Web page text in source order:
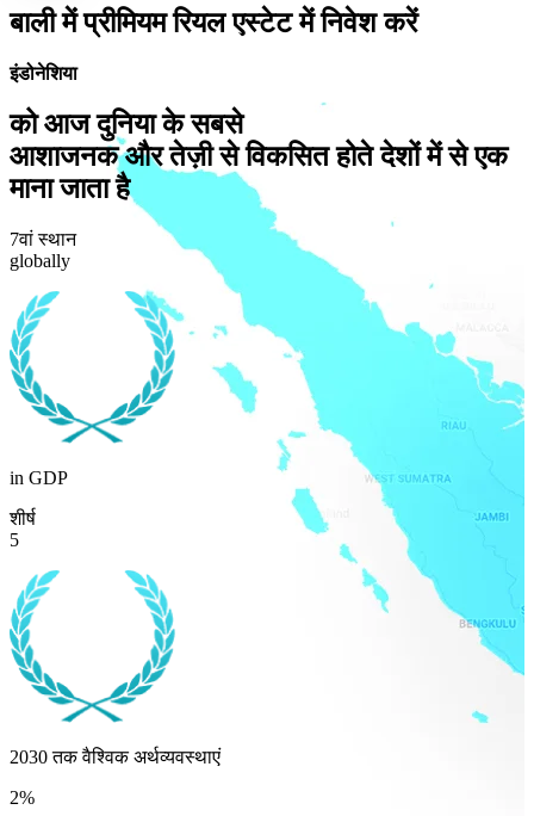
बाली में प्रीमियम रियल एस्टेट में निवेश करें
इंडोनेशिया
को आज दुनिया के सबसे
आशाजनक और तेज़ी से विकसित होते देशों में से एक
माना जाता है
7वां स्थान
globally
in GDP
शीर्ष
5
2030 तक वैश्विक अर्थव्यवस्थाएं
2%